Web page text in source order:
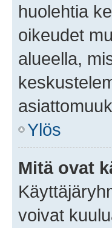
huolehtia
oikeudet
alueella,
Ylös
Mitä ovat
voivat